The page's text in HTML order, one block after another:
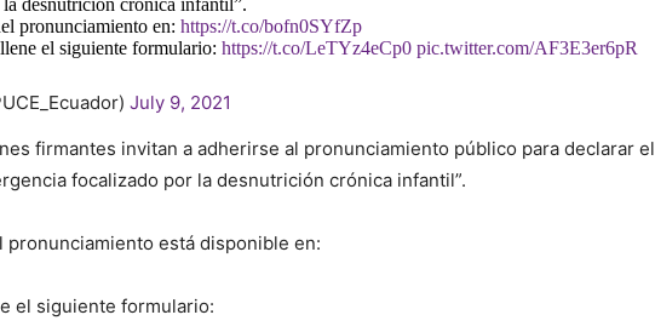
desnutrición crónica infantil”.
pronunciamiento en:https://t.co/bofn0SYfZp
el siguiente formulario:https://t.co/LeTYz4eCp0 pic.twitter.com/AF3E3er6pR
July 9, 2021
firmantes invitan a adherirse al pronunciamiento público para declarar el
focalizado por la desnutrición crónica infantil”.
pronunciamiento está disponible en:
el siguiente formulario: